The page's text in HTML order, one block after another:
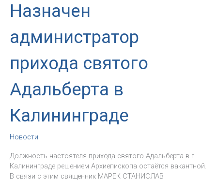
Назначен
администратор
прихода святого
Адальберта в
Калининграде
Новости
Должность настоятеля прихода святого Адальберта в г.
Калининграде решением Архиепископа остаётся вакантной.
В связи с этим священник МАРЕК СТАНИСЛАВ